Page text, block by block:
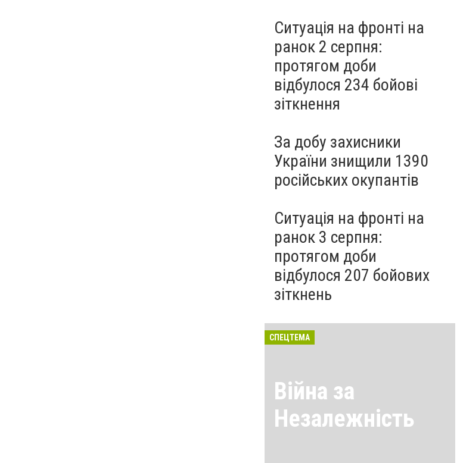
Ситуація на фронті на
ранок 2 серпня:
протягом доби
відбулося 234 бойові
зіткнення
За добу захисники
України знищили 1390
російських окупантів
Ситуація на фронті на
ранок 3 серпня:
протягом доби
відбулося 207 бойових
зіткнень
СПЕЦТЕМА
Війна за
Незалежність